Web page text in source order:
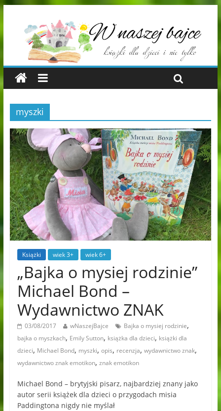
myszki
Książki wiek 3+ wiek 6+
„Bajka o mysiej rodzinie”
Michael Bond –
Wydawnictwo ZNAK
03/08/2017 wNaszejBajce Bajka o mysiej rodzinie,
bajka o myszkach, Emily Sutton, książka dla dzieci, książki dla
dzieci, Michael Bond, myszki, opis, recenzja, wydawnictwo znak,
wydawnictwo znak emotikon, znak emotikon
Michael Bond – brytyjski pisarz, najbardziej znany jako
autor serii książek dla dzieci o przygodach misia
Paddingtona nigdy nie myślał